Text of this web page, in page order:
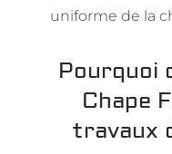
uniforme de la
Pourquoi
Chape
travaux